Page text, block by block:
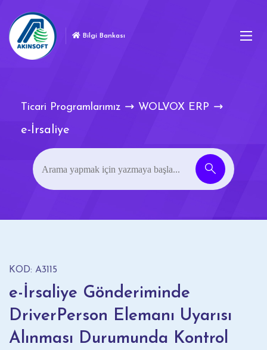
Bilgi Bankası
Ticari Programlarımız WOLVOX ERP
e-İrsaliye
KOD: A3115
e-İrsaliye Gönderiminde
DriverPerson Elemanı Uyarısı
Alınması Durumunda Kontrol